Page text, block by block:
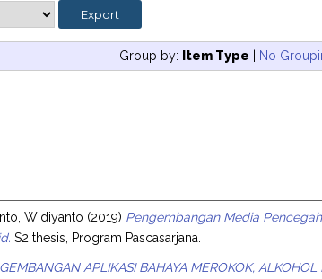
Group by: Item Type | No
Widiyanto (2019) Pengembangan Media
S2 thesis, Program Pascasarjana.
APLIKASI BAHAYA MEROKOK,